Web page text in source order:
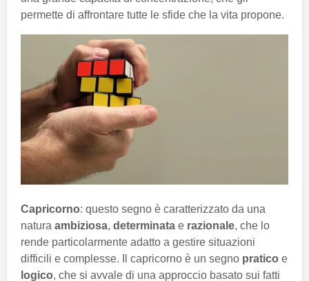
permette di affrontare tutte le sfide che la vita propone.
Capricorno: questo segno è caratterizzato da una
natura ambiziosa, determinata e razionale, che lo
rende particolarmente adatto a gestire situazioni
difficili e complesse. Il capricorno è un segno pratico e
logico, che si avvale di una approccio basato sui fatti